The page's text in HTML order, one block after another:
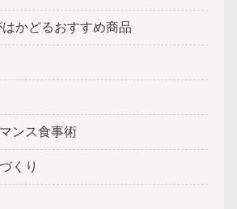
かどるおすすめ商品
ンス食事術
くり